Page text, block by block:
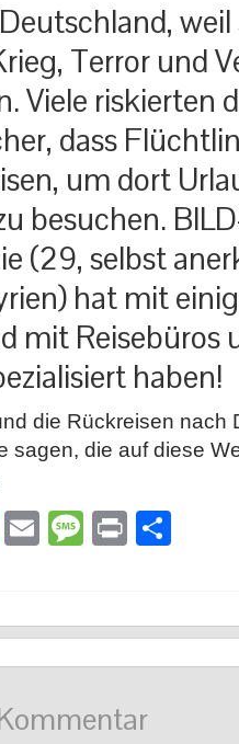
weil
Terror und
Viele riskierten
dass
um dort
besuchen.
(29, selbst
hat mit
mit Reisebüros
haben!
die Rückreisen nach
sagen, die auf diese
WhatsApp
EmailMessage
Print